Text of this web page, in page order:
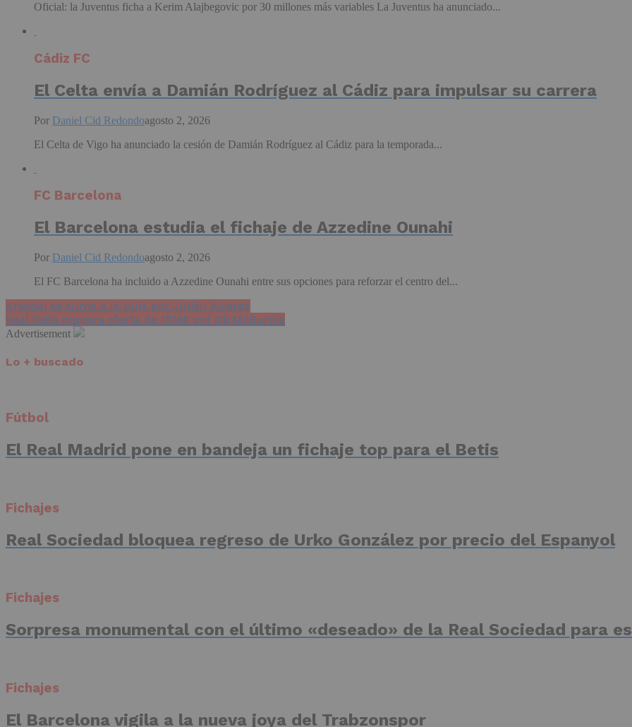
Oficial: la Juventus ficha a Kerim Alajbegovic por 30 millones más variables La Juventus ha anunciado...
Cádiz FC
El Celta envía a Damián Rodríguez al Cádiz para impulsar su carrera
Por Daniel Cid Redondoagosto 2, 2026
El Celta de Vigo ha anunciado la cesión de Damián Rodríguez al Cádiz para la temporada...
FC Barcelona
El Barcelona estudia el fichaje de Azzedine Ounahi
Por Daniel Cid Redondoagosto 2, 2026
El FC Barcelona ha incluido a Azzedine Ounahi entre sus opciones para reforzar el centro del...
Arsenal se suma a la puja por Julián Álvarez
Real Betis prepara oferta de 15M€ por Oli McBurnie
Advertisement
Lo + buscado
Fútbol
El Real Madrid pone en bandeja un fichaje top para el Betis
Fichajes
Real Sociedad bloquea regreso de Urko González por precio del Espanyol
Fichajes
Sorpresa monumental con el último «deseado» de la Real Sociedad para
Fichajes
El Barcelona vigila a la nueva joya del Trabzonspor